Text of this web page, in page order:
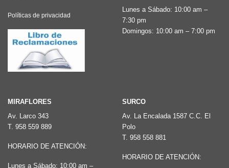
la
página
de
producto
en
la
Políticas de privacidad
Lunes a Sábado: 10:00 am –
7:30 pm
Domingos: 10:00 am – 7:00 pm
MIRAFLORES
Av. Larco 343
T. 958 559 889
HORARIO DE ATENCIÓN:
Lunes a Sábado: 10:00 am –
SURCO
Av. La Encalada 1587 C.C. El
Polo
T. 958 558 881
HORARIO DE ATENCIÓN: